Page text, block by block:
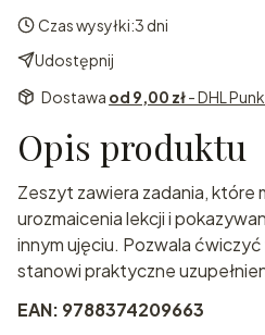
Czas wysyłki:3 dni
Udostępnij
Dostawa od 9,00 zł- DHL
Opis produktu
Zeszyt zawiera zadania, które
urozmaicenia lekcji i
innym ujęciu. Pozwala
stanowi praktyczne
EAN: 9788374209663